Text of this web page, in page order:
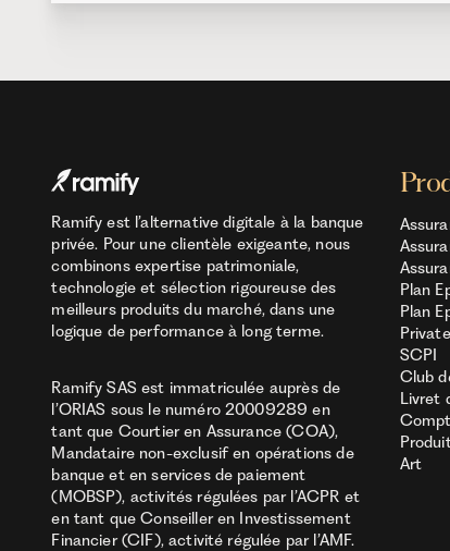
Ramify est l’alternative digitale à la banque
privée. Pour une clientèle exigeante, nous
combinons expertise patrimoniale,
technologie et sélection rigoureuse des
meilleurs produits du marché, dans une
logique de performance à long terme.
Ramify SAS est immatriculée auprès de
l’ORIAS sous le numéro 20009289 en
tant que Courtier en Assurance (COA),
Mandataire non-exclusif en opérations de
banque et en services de paiement
(MOBSP), activités régulées par l’ACPR et
en tant que Conseiller en Investissement
Financier (CIF), activité régulée par l’AMF.
Plan
Plan
SCPI
Club
Livret
Art